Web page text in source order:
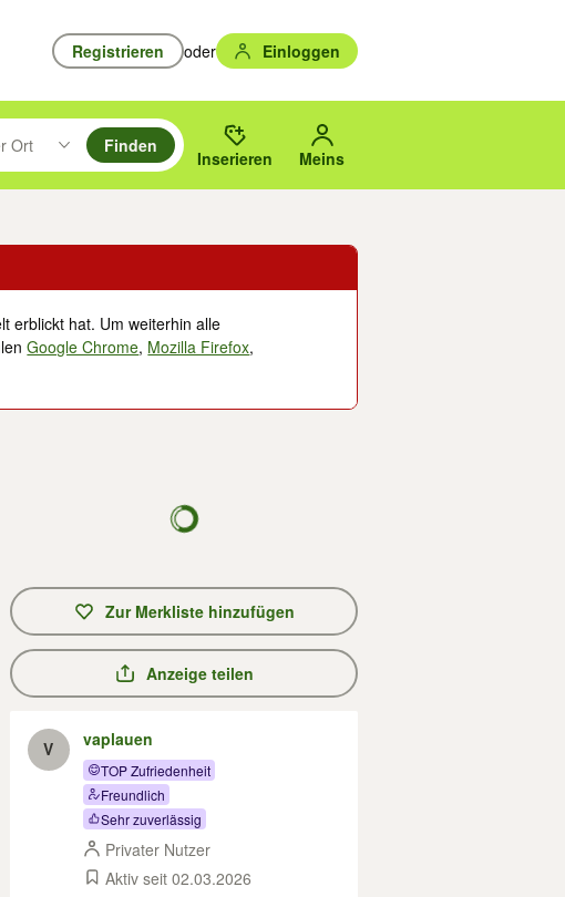
Registrieren oder Einloggen
unten durchsuchen und mit Eingabetaste auswählen.
drücken um zu suchen, oder Vorschläge mit den Pfeiltasten nach oben/
Ort
Umkreis des gewählten Orts oder PLZ.
Finden
Inserieren Meins
erblickt hat. Um weiterhin alle
Google Chrome, Mozilla Firefox,
Zur Merkliste hinzufügen
Anzeige teilen
V vaplauen
TOP Zufriedenheit
Freundlich
Sehr zuverlässig
Privater Nutzer
Aktiv seit 02.03.2026